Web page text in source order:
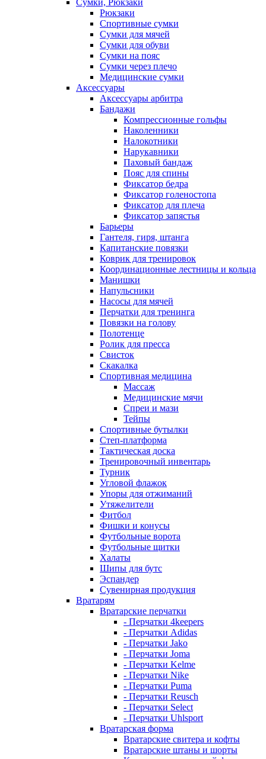
Сумки, Рюкзаки
Рюкзаки
Спортивные сумки
Сумки для мячей
Сумки для обуви
Сумки на пояс
Сумки через плечо
Медицинские сумки
Аксессуары
Аксессуары арбитра
Бандажи
Компрессионные гольфы
Наколенники
Налокотники
Нарукавники
Паховый бандаж
Пояс для спины
Фиксатор бедра
Фиксатор голеностопа
Фиксатор для плеча
Фиксатор запястья
Барьеры
Гантеля, гиря, штанга
Капитанские повязки
Коврик для тренировок
Координационные лестницы и кольца
Манишки
Напульсники
Насосы для мячей
Перчатки для тренинга
Повязки на голову
Полотенце
Ролик для пресса
Свисток
Скакалка
Спортивная медицина
Массаж
Медицинские мячи
Спреи и мази
Тейпы
Спортивные бутылки
Степ-платформа
Тактическая доска
Тренировочный инвентарь
Турник
Угловой флажок
Упоры для отжиманий
Утяжелители
Фитбол
Фишки и конусы
Футбольные ворота
Футбольные щитки
Халаты
Шипы для бутс
Эспандер
Сувенирная продукция
Вратарям
Вратарские перчатки
- Перчатки 4keepers
- Перчатки Adidas
- Перчатки Jako
- Перчатки Joma
- Перчатки Kelme
- Перчатки Nike
- Перчатки Puma
- Перчатки Reusch
- Перчатки Select
- Перчатки Uhlsport
Вратарская форма
Вратарские свитера и кофты
Вратарские штаны и шорты